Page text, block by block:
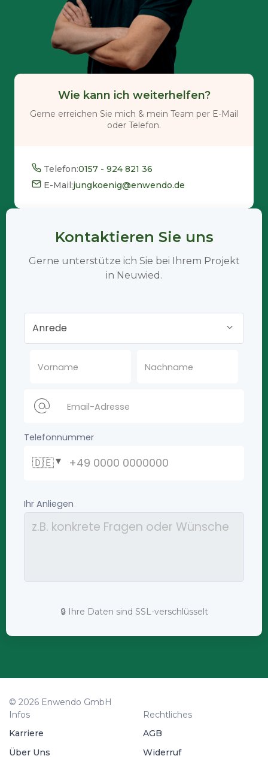
Wie kann ich weiterhelfen?
Gerne erreichen Sie mich & mein Team per E-Mail
oder Telefon.
Telefon:0157 - 924 821 36
E-Mail:jungkoenig@enwendo.de
Kontaktieren Sie uns
Gerne unterstütze ich Sie bei Ihrem Projekt
in Neuwied.
🔒 Ihre Daten sind SSL-verschlüsselt
© 2026 Enwendo GmbH
Infos
Karriere
Über Uns
Rechtliches
AGB
Widerruf